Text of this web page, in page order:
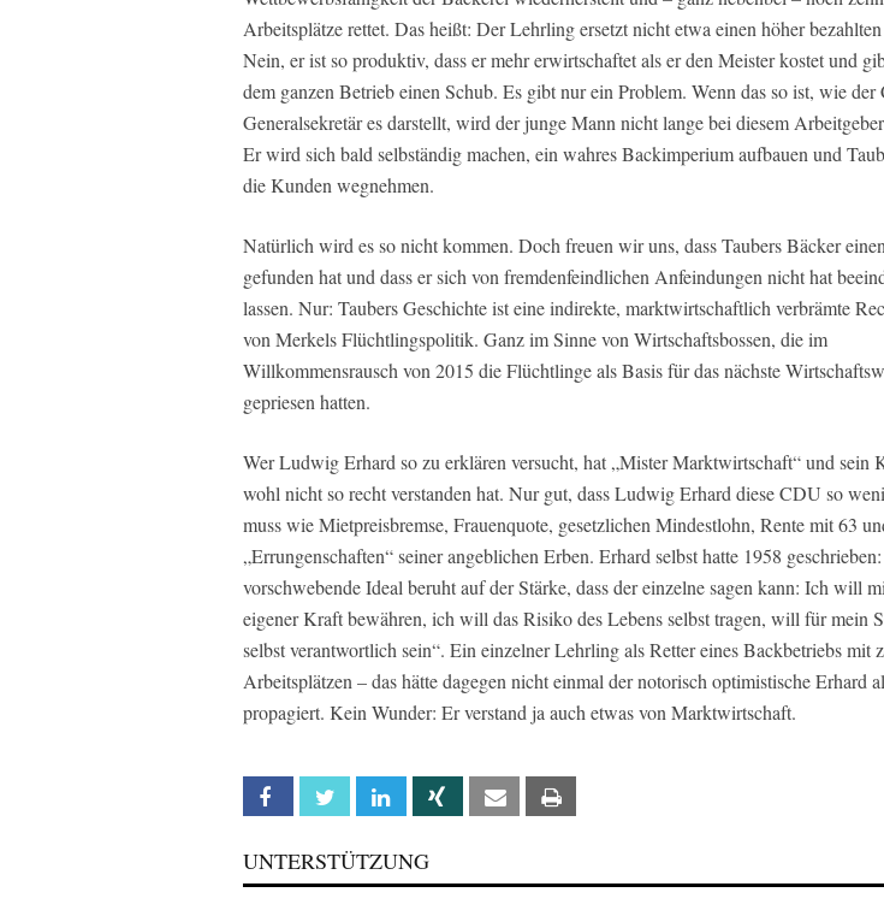
Arbeitsplätze rettet. Das heißt: Der Lehrling ersetzt nicht etwa einen höher
Nein, er ist so produktiv, dass er mehr erwirtschaftet als er den Meister kostet und
dem ganzen Betrieb einen Schub. Es gibt nur ein Problem. Wenn das so ist, wie
Generalsekretär es darstellt, wird der junge Mann nicht lange bei diesem
Er wird sich bald selbständig machen, ein wahres Backimperium aufbauen und
die Kunden wegnehmen.
Natürlich wird es so nicht kommen. Doch freuen wir uns, dass Taubers Bäcker
gefunden hat und dass er sich von fremdenfeindlichen Anfeindungen nicht hat
lassen. Nur: Taubers Geschichte ist eine indirekte, marktwirtschaftlich verbrämte
von Merkels Flüchtlingspolitik. Ganz im Sinne von Wirtschaftsbossen, die im
Willkommensrausch von 2015 die Flüchtlinge als Basis für das nächste
gepriesen hatten.
Wer Ludwig Erhard so zu erklären versucht, hat „Mister Marktwirtschaft“ und sein
wohl nicht so recht verstanden hat. Nur gut, dass Ludwig Erhard diese CDU so
muss wie Mietpreisbremse, Frauenquote, gesetzlichen Mindestlohn, Rente mit 63
„Errungenschaften“ seiner angeblichen Erben. Erhard selbst hatte 1958
vorschwebende Ideal beruht auf der Stärke, dass der einzelne sagen kann: Ich will
eigener Kraft bewähren, ich will das Risiko des Lebens selbst tragen, will für mein
selbst verantwortlich sein“. Ein einzelner Lehrling als Retter eines Backbetriebs mit
Arbeitsplätzen – das hätte dagegen nicht einmal der notorisch optimistische Erhard
propagiert. Kein Wunder: Er verstand ja auch etwas von Marktwirtschaft.
Facebook Twitter Linkedin Xing Email
UNTERSTÜTZUNG